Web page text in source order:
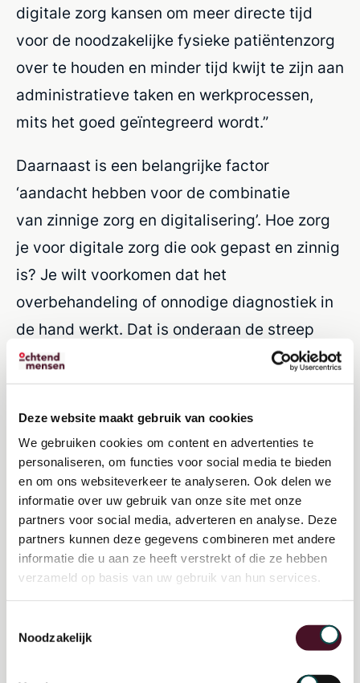
Deze website maakt gebruik van cookies
We gebruiken cookies om content en advertenties te
personaliseren, om functies voor social media te bieden
en om ons websiteverkeer te analyseren. Ook delen we
informatie over uw gebruik van onze site met onze
partners voor social media, adverteren en analyse. Deze
partners kunnen deze gegevens combineren met andere
informatie die u aan ze heeft verstrekt of die ze hebben
verzameld op basis van uw gebruik van hun services.
Noodzakelijk
digitale zorg kansen om meer directe tijd
voor de noodzakelijke fysieke patiëntenzorg
over te houden en minder tijd kwijt te zijn aan
administratieve taken en werkprocessen,
mits het goed geïntegreerd wordt.”
Daarnaast is een belangrijke factor
‘aandacht hebben voor de combinatie
van zinnige zorg en digitalisering’. Hoe zorg
je voor digitale zorg die ook gepast en zinnig
is? Je wilt voorkomen dat het
overbehandeling of onnodige diagnostiek in
de hand werkt. Dat is onderaan de streep
niet goed voor de patiënt, we hebben er het
personeel niet voor om die zorg te bieden en
de zorgkosten stijgen dan alsnog.
Belangrijke randvoorwaarden:
gegevensuitwisseling, een digitale
strategie en gepaste zorg
Voor het laten slagen van een concept als
het digitale ziekenhuis is wel een aantal
uitwisseling tussen zorgaanbieders is van
groot belang om digitale zorg te laten